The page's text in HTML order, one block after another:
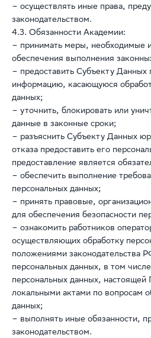
– осуществлять иные права,
законодательством.
4.3. Обязанности Академии:
– принимать меры, необходимые
обеспечения выполнения
– предоставить Субъекту Данных
информацию, касающуюся
данных;
– уточнить, блокировать или
данные в законные сроки;
– разъяснить Субъекту Данных
отказа предоставить его
предоставление является
– обеспечить выполнение
персональных данных;
– принять правовые,
для обеспечения безопасности
– ознакомить работников
осуществляющих обработку
положениями законодательства
персональных данных, в том
персональных данных,
локальными актами по вопросам
данных;
– выполнять иные обязанности,
законодательством.